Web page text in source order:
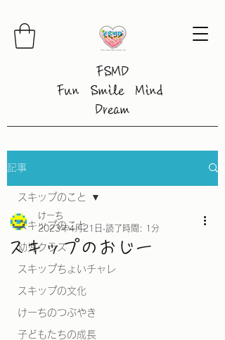
FSMD
Fun Smile Mind
Dream
記事
スキップのこと
幼児クラス
スキップちょいチャレ
スキップの文化
けーちのつぶやき
子どもたちの成長
スキップのこと
スキップのおじー
けーち
2023年4月21日 読了時間: 1分